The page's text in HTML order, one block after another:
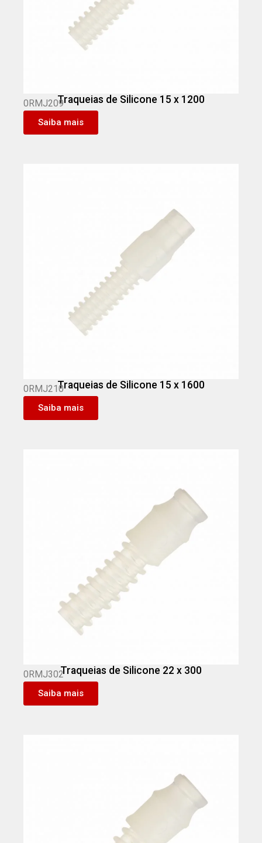
Traqueias de Silicone 15 x 1200
0RMJ209
Saiba mais
Traqueias de Silicone 15 x 1600
0RMJ210
Saiba mais
Traqueias de Silicone 22 x 300
0RMJ302
Saiba mais